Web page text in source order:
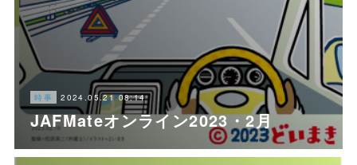
時事 2024.05.21 08:14
JAFMateオンライン2023・2月